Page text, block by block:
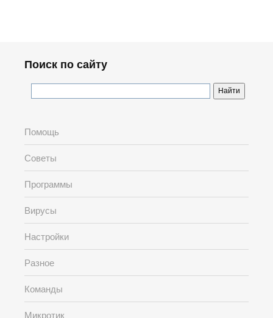
Поиск по сайту
Помощь
Советы
Программы
Вирусы
Настройки
Разное
Команды
Микротик